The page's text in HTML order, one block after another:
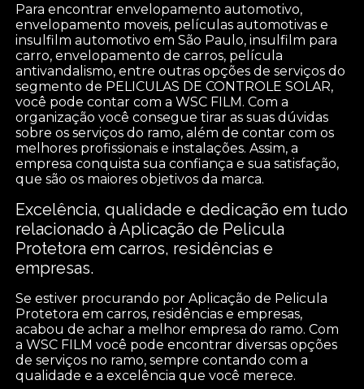
Para encontrar envelopamento automotivo,
envelopamento moveis, películas automotivas e
insulfilm automotivo em São Paulo, insulfilm para
carro, envelopamento de carros, película
antivandalismo, entre outras opções de serviços do
segmento de PELICULAS DE CONTROLE SOLAR,
você pode contar com a WSC FILM. Com a
organização você consegue tirar as suas dúvidas
sobre os serviços do ramo, além de contar com os
melhores profissionais e instalações. Assim, a
empresa conquista sua confiança e sua satisfação,
que são os maiores objetivos da marca.
Excelência, qualidade e dedicação em tudo
relacionado à Aplicação de Pelicula
Protetora em carros, residências e
empresas.
Se estiver procurando por Aplicação de Pelicula
Protetora em carros, residências e empresas,
acabou de achar a melhor empresa do ramo. Com
a WSC FILM você pode encontrar diversas opções
de serviços no ramo, sempre contando com a
qualidade e a excelência que você merece.